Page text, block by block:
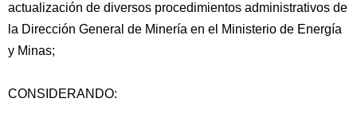
actualización de diversos procedimientos administrativos de
la Dirección General de Minería en el Ministerio de Energía
y Minas;
CONSIDERANDO: